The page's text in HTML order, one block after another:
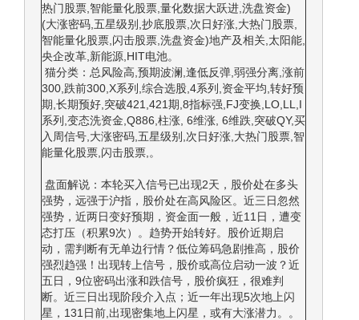
热门股票,智能量化股票,量化数据大跃进,洗盘资金)
(大涨密码,五星级别,抄底股票,次日好涨,大热门股票,
智能量化股票,闪击股票,洗盘资金)地产及相关,太阳能,
央企改革,新能源,HIT电池。
猫分类：总风险高,预期波澜,逢低反弹,弱强分离,涨前
300,跌前300,X系列,综合选股,4系列,资金平均,转好预
期,长期预好,突破421,421期,8指标强,FJ变换,LO,LL,I
系列,变态洗资金,Q886,柱涨, 6维涨, 6维跌,突破QY,买
入周信号,大涨密码,五星级别,次日好涨,大热门股票,智
能量化股票,闪击股票,。
盘面解说：本轮买入信号已出现2天，股价处在多头
强势，远强于沪指，股价处在高风险区。近三日忽然
强势，近两日变好预期，资金面一般，近11日，遭变
态打压（积累9次）。趋势开始转好。股价近期启
动，需判断有无单边行情？低位筹码急剧推高，股价
强烈趋强！出现转上信号，股价或高位启动一波？近
五日，9位密码出涨和跌信号，股价疯狂，很难判
断。近三日出现阶段介入点；近一年出现5次地上闪
星，131日前,出现密集地上闪星，或有大涨潜力。。